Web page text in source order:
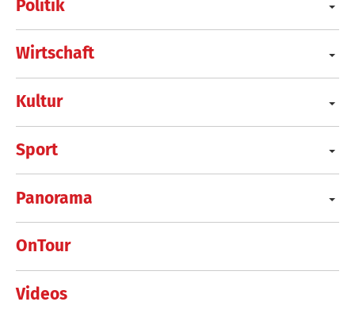
Politik
Wirtschaft
Kultur
Sport
Panorama
OnTour
Videos